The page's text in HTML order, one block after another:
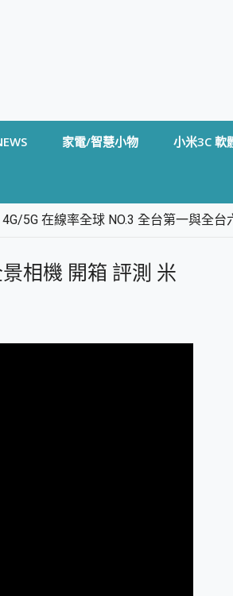
家電/智慧小物 小米3C 軟
5G 在線率全球 NO.3 全台第一與全台
SSD 固態硬碟開箱 評測
Solo Eco 太陽能防水雲端攝影機
031TW 14吋 開箱評價，AI輕薄商務筆
~ 2 億畫素 LumaColor 影像、持久續
razr 60 冰藍限定版本 開箱 評
Converter AI 新版全解析 × 年末優惠，
燈 我通通都要！ Starfish 2 幻彩膠囊投
K1 系列 異星機械鍵盤與 Mercury X
入 UL MCV 行銷宣告驗證的手機配件
週年到來，「Slogan 海報徵稿活動」
MXs2 5000mAh薄型磁吸無線急速
相機 開箱 評測 米